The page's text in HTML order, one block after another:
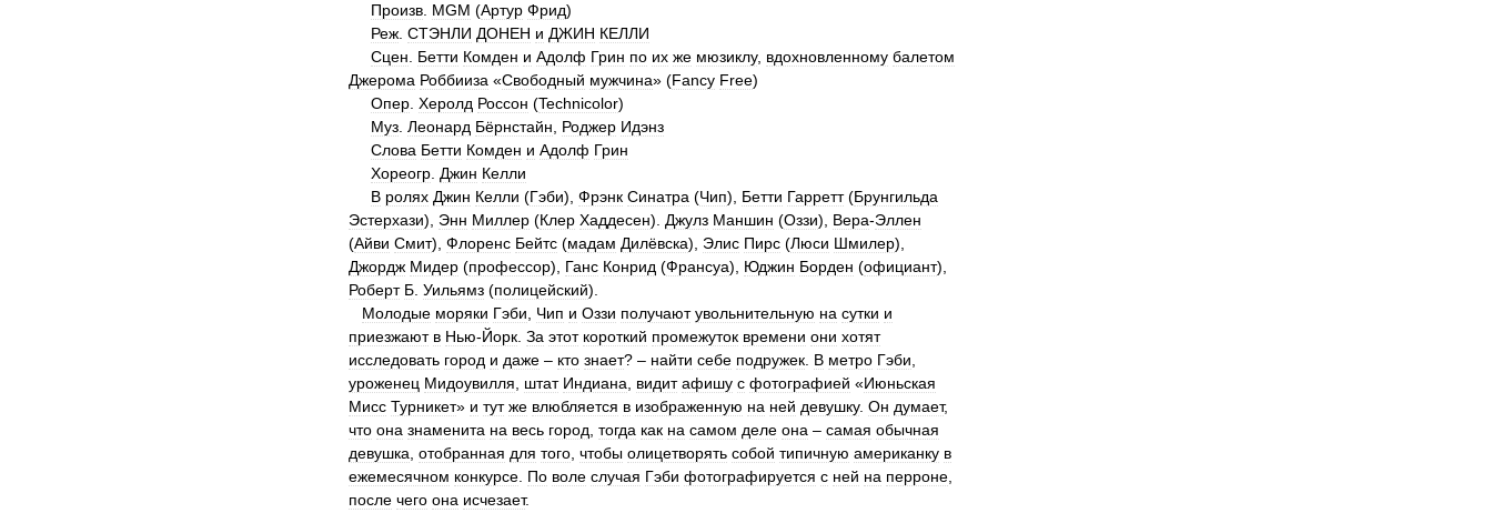
Произв MGM (Артур Фрид)
Реж СТЭНЛИ ДОНЕН и ДЖИН КЕЛЛИ
Сцен
Бетти Комден и Адолф Грин по их же мюзиклу, вдохновленному балетом
Джерома Роббииза «Свободный мужчина» (Fancy Free)
Опер Херолд Россон (Technicolor)
Муз Леонард Бёрнстайн Роджер Идэнз
Слова Бетти Комден и Адолф Грин
Хореогр Джин Келли
В ролях Джин Келли (Гэби), Фрэнк Синатра (Чип), Бетти Гарретт(Брунгильда
Эстерхази), Энн Миллер (Клер Хаддесен). Джулз Маншин (Оззи), Вера-Эллен
(Айви Смит), Флоренс Бейтс (мадам Дилёвска), Элис Пирс (Люси Шмилер),
Джордж Мидер (профессор), Ганс Конрид (Франсуа), Юджин Борден (официант),
Роберт Б Уильямз (полицейский).
Молодые моряки Гэби Чип и Оззи получают увольнительную на сутки и
приезжают в Нью-Йорк За этот короткий промежуток времени они хотят
исследовать город и даже – кто знает? – найти себе подружек В метро Гэби
уроженец Мидоувилля штат Индиана видит афишу с фотографией «Июньская
Мисс Турникет» и тут же влюбляется в изображенную на ней девушку. Он думает,
что она знаменита на весь город тогда как на самом деле она – самая обычная
девушка отобранная для того чтобы олицетворять собой типичную американку в
ежемесячном конкурсе По воле случая Гэби фотографируется с ней на перроне
после чего она исчезает.